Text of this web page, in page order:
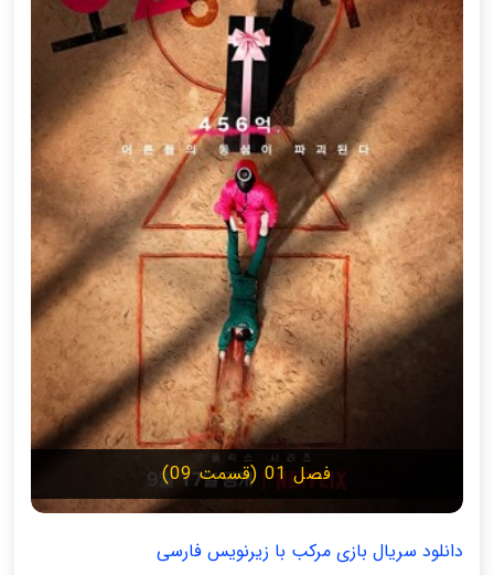
فصل 01 (قسمت 09)
دانلود سریال بازی مرکب با زیرنویس فارسی